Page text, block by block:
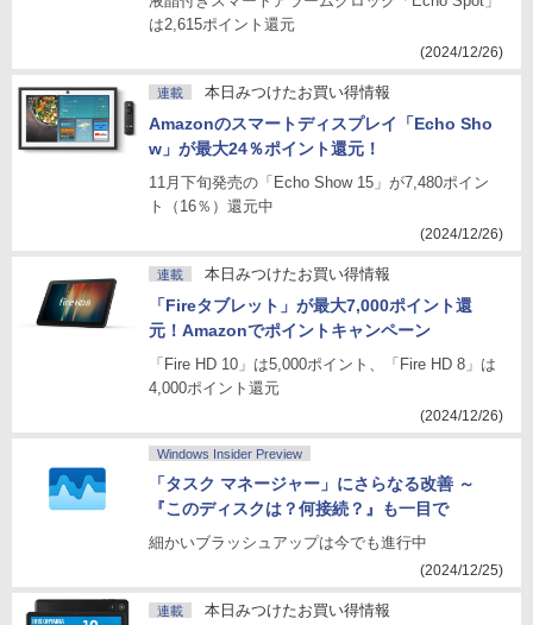
は2,615ポイント還元
(2024/12/26)
連載 本日みつけたお買い得情報
Amazonのスマートディスプレイ「Echo Sho
w」が最大24％ポイント還元！
11月下旬発売の「Echo Show 15」が7,480ポイン
ト（16％）還元中
(2024/12/26)
連載 本日みつけたお買い得情報
「Fireタブレット」が最大7,000ポイント還
元！Amazonでポイントキャンペーン
「Fire HD 10」は5,000ポイント、「Fire HD 8」は
4,000ポイント還元
(2024/12/26)
Windows Insider Preview
「タスク マネージャー」にさらなる改善 ～
『このディスクは？何接続？』も一目で
細かいブラッシュアップは今でも進行中
(2024/12/25)
連載 本日みつけたお買い得情報